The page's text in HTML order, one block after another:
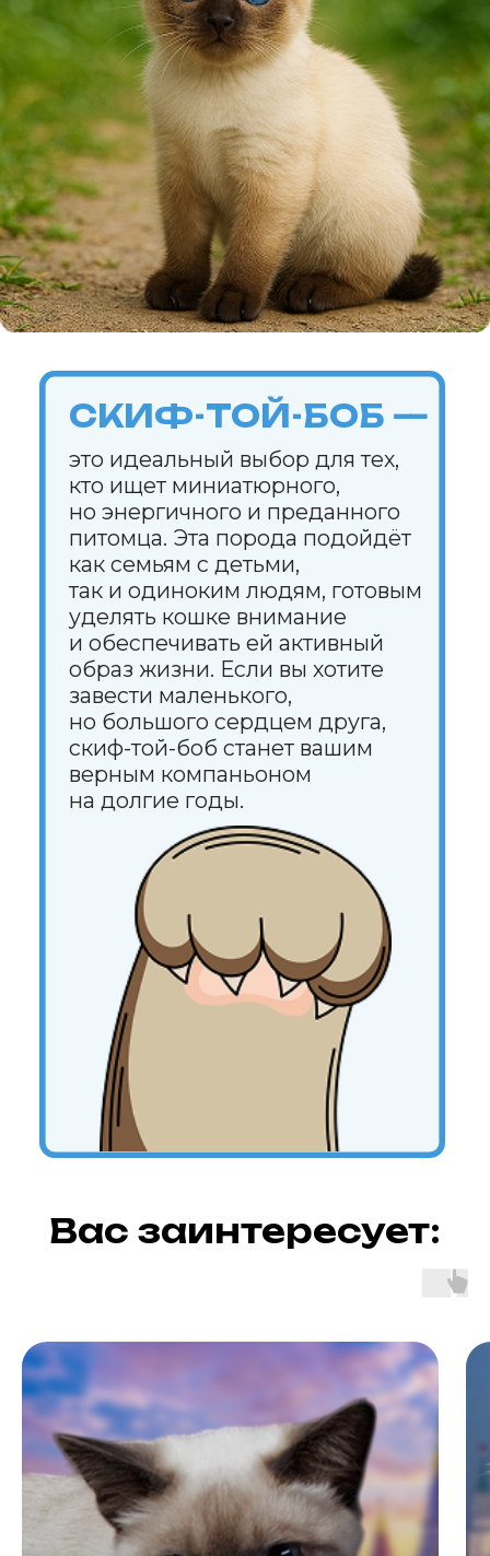
Вас заинтересует:
ИНФОРМАЦИЯ О СОБЛЮДЕНИИ АВТОРСКИХ ПРАВ
Кошки
Имена
Породы
Знаки зодиака
Заболевания
Стартовый набор для кошки
Опасные и безопасные растения
для кошек
Прививки для кошек
Собаки
Имена
Топ пород
Породы
Знаки зодиака
Стартовый набор для собаки
Прививки для кошек
Каталог
Лечение
Питание
Поведение
Разведение
Советы
Профессионалам
Спонсорство и реклама
Продвижение клиник
Грумминг-салоны
Персональная страница
ветеринарного врача
О нас
Стать соавтором или экспертом
Спонсорство или реклама
Продвижение клиники
#КогтотекаИстория
История на лапках
Юридическая информация
rus2project@gmail.com
+7 (920) 028-22-48
и продвижение сайтов